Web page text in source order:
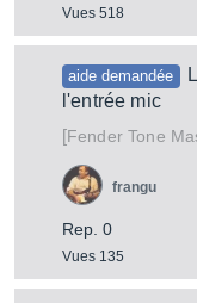
Vues 518
aide demandée
l'entrée mic
[FenderTone
Rep. 0
Vues 135
frangu